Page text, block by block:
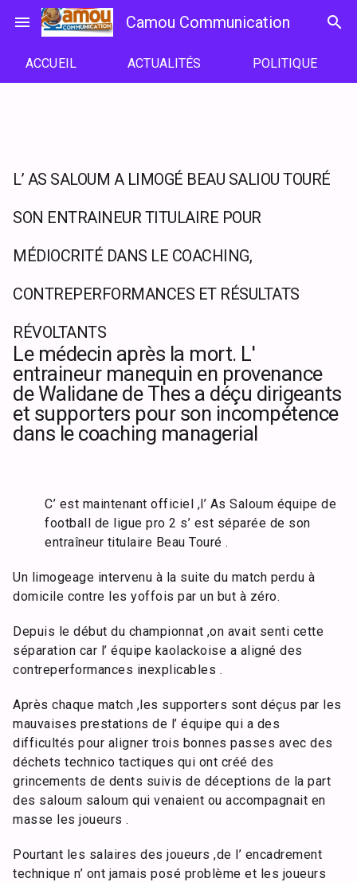
menu Camou Communication search
ACCUEIL ACTUALITÉS POLITIQUE
L’ AS SALOUM A LIMOGÉ BEAU SALIOU TOURÉ
SON ENTRAINEUR TITULAIRE POUR
MÉDIOCRITÉ DANS LE COACHING,
CONTREPERFORMANCES ET RÉSULTATS
RÉVOLTANTS
Le médecin après la mort. L'
entraineur manequin en provenance
de Walidane de Thes a déçu dirigeants
et supporters pour son incompétence
dans le coaching managerial
C’ est maintenant officiel ,l’ As Saloum équipe de
football de ligue pro 2 s’ est séparée de son
entraîneur titulaire Beau Touré .
Un limogeage intervenu à la suite du match perdu à
domicile contre les yoffois par un but à zéro.
Depuis le début du championnat ,on avait senti cette
séparation car l’ équipe kaolackoise a aligné des
contreperformances inexplicables .
Après chaque match ,les supporters sont déçus par les
mauvaises prestations de l’ équipe qui a des
difficultés pour aligner trois bonnes passes avec des
déchets technico tactiques qui ont créé des
grincements de dents suivis de déceptions de la part
des saloum saloum qui venaient ou accompagnait en
masse les joueurs .
Pourtant les salaires des joueurs ,de l’ encadrement
technique n’ ont jamais posé problème et les joueurs